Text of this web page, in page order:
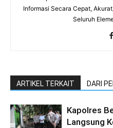
Informasi Secara Cepat,
Seluruh
ARTIKEL TERKAIT DARI
Kapolres
Langsung